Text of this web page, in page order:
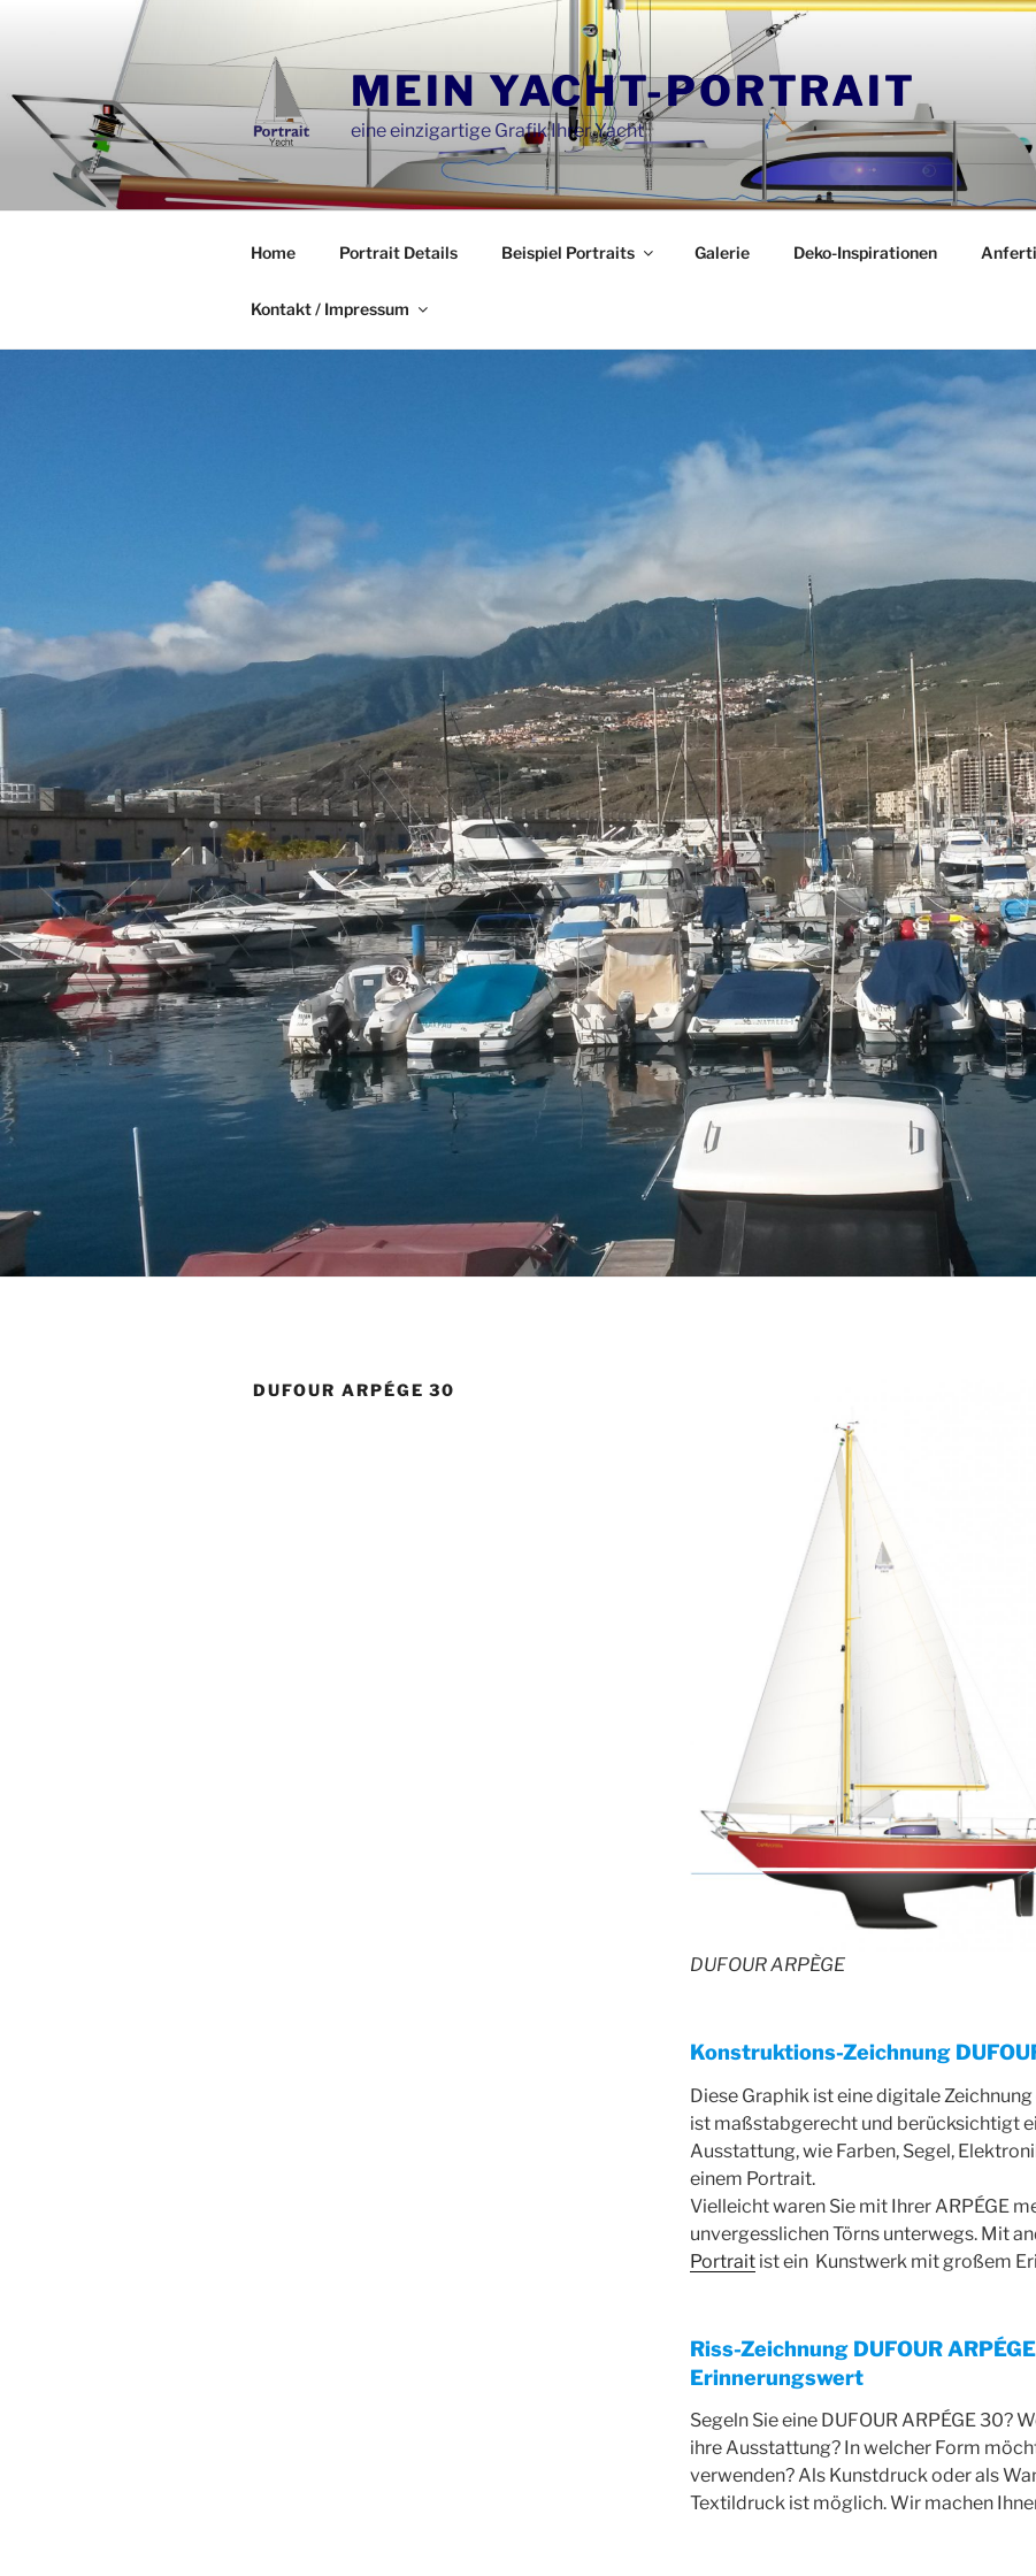
MEIN YACHT-PORTRAIT
eine einzigartige Grafik Ihrer Yacht
Home Portrait Details Beispiel Portraits Galerie Deko-Inspirationen
Kontakt / Impressum
DUFOUR ARPÉGE 30
DUFOUR ARPÈGE
Konstruktions-Zeichnung
Diese Graphik ist eine digitale Zeichnung
ist maßstabgerecht und berücksichtigt
Ausstattung, wie Farben, Segel,
einem Portrait.
Vielleicht waren Sie mit Ihrer ARPÉGE
unvergesslichen Törns unterwegs. Mit
Portraitist ein Kunstwerk mit großem
Riss-Zeichnung DUFOUR
Erinnerungswert
Segeln Sie eine DUFOUR ARPÉGE 30?
ihre Ausstattung? In welcher Form
verwenden? Als Kunstdruck oder als
Textildruck ist möglich. Wir machen